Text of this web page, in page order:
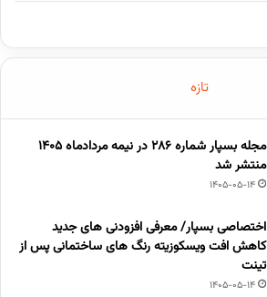
تازه
مجله بسپار شماره 286 در نیمه مردادماه 1405
منتشر شد
1405-05-14
اختصاصی بسپار/ معرفی افزودنی های جدید
کاهش افت ویسکوزیته رنگ های ساختمانی پس از
تینت
1405-05-14